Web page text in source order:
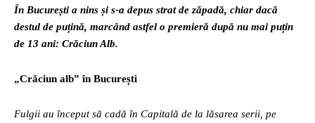
În București a nins și s-a depus strat de zăpadă, chiar dacă
destul de puțină, marcând astfel o premieră după nu mai puțin
de 13 ani: Crăciun Alb.
„Crăciun alb” în București
Fulgii au început să cadă în Capitală de la lăsarea serii, pe